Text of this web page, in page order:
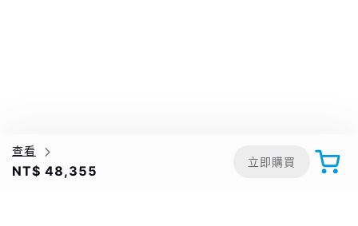
查看
NT$ 48,355
立即購買